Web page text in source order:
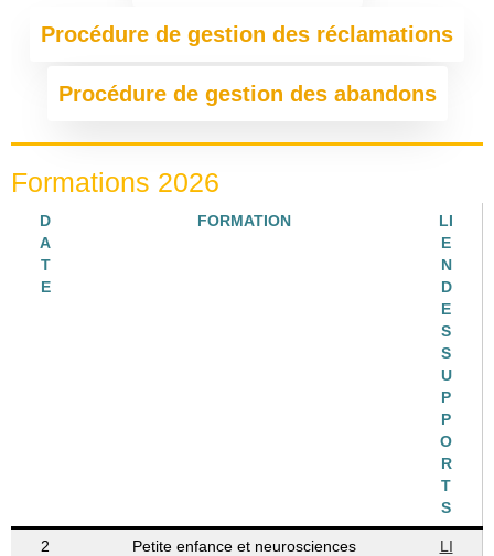
Procédure de gestion des réclamations
Procédure de gestion des abandons
Formations 2026
D
A
T
E
FORMATION
LI
E
N
D
E
S
S
U
P
P
O
R
T
S
2
Petite enfance et neurosciences
LI